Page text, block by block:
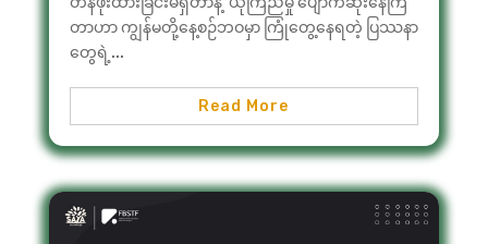
တာဟာ ကျွန်မတို့နေ့စဉ်ဘဝမှာ ကြုံတွေ့နေရတဲ့ ပြဿနာ
တွေရဲ့...
Read More